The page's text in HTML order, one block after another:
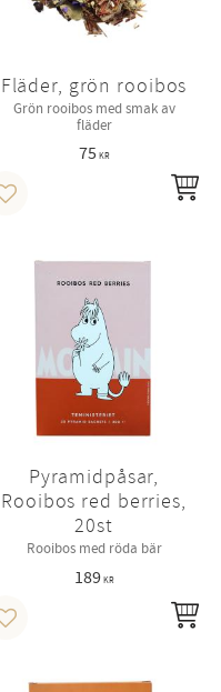
Fläder, grön rooibos
Grön rooibos med smak av
fläder
75 KR
Lägg till i favoriter
Pyramidpåsar,
Rooibos red berries,
20st
Rooibos med röda bär
189KR
Lägg till i favoriter